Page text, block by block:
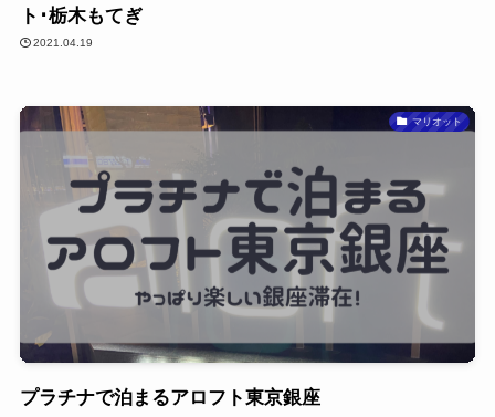
ト･栃木もてぎ
2021.04.19
マリオット
プラチナで泊まるアロフト東京銀座